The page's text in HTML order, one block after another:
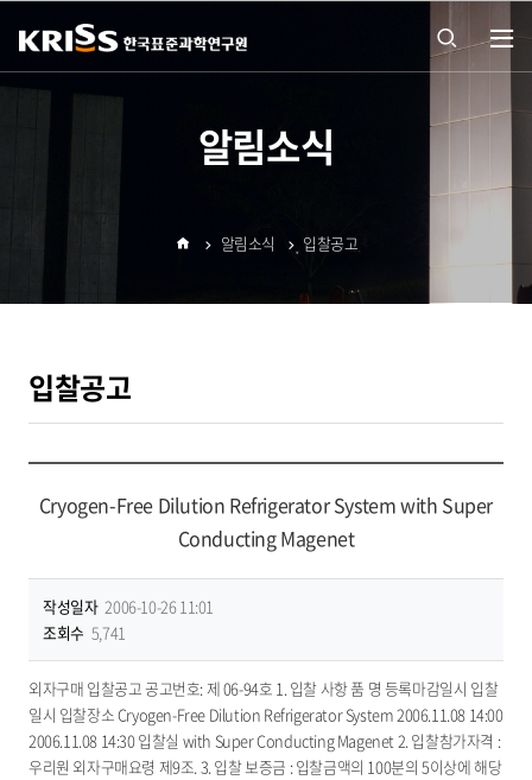
열기
알림소식
입찰공고
알림소식 입찰공고
Cryogen-Free Dilution Refrigerator System with Super
Conducting Magenet
작성일자 2006-10-26 11:01
조회수 5,741
외자구매 입찰공고 공고번호: 제 06-94호 1. 입찰 사항 품 명 등록마감일시 입찰
일시 입찰장소 Cryogen-Free Dilution Refrigerator System 2006.11.08 14:00
2006.11.08 14:30 입찰실 with Super Conducting Magenet 2. 입찰참가자격 :
우리원 외자구매요령 제9조. 3. 입찰 보증금 : 입찰금액의 100분의 5이상에 해당